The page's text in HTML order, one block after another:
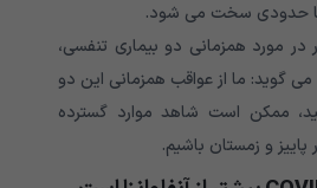
تا حدودی سخت می شود.
در مورد همزمانی دو بیماری تنفسی،
می گوید: ما از عواقب همزمانی این دو
ممکن است شاهد موارد گسترده